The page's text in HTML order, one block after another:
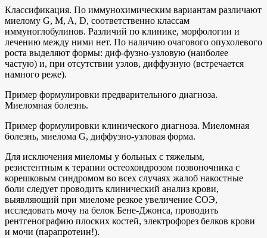
Классификация. По иммунохимическим вариантам различают
миелому G, M, A, D, соответственно классам
иммуноглобулинов. Различий по клинике, морфологии и
лечению между ними нет. По наличию очагового опухолевого
роста выделяют формы: диф-фузно-узловую (наиболее
частую) и, при отсутствии узлов, диффузную (встречается
намного реже).
Пример формулировки предварительного диагноза.
Миеломная болезнь.
Пример формулировки клинического диагноза. Миеломная
болезнь, миелома G, диффузно-узловая форма.
Для исключения миеломы у больных с тяжелым,
резистентным к терапии остеохондрозом позвоночника с
корешковым синдромом во всех случаях жалоб накостные
боли следует проводить клинический анализ крови,
выявляющий при миеломе резкое увеличение СОЭ,
исследовать мочу на белок Бене-Джонса, проводить
рентгенографию плоских костей, электрофорез белков крови
и мочи (парапротеин!).